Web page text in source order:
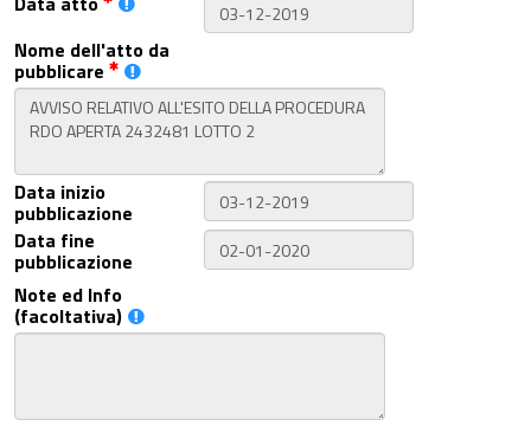
Nome dell'atto da
pubblicare
Data inizio
pubblicazione
Data fine
pubblicazione
Note ed Info
(facoltativa)